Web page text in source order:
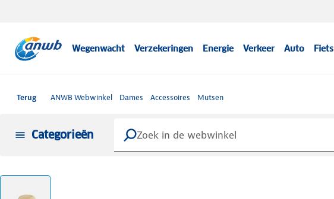
Wegenwacht Verzekeringen Energie Verkeer Auto Fiets
Terug ANWB Webwinkel Dames Accessoires Mutsen
Categorieën